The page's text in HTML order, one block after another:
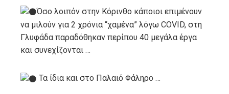
Όσο λοιπόν στην Κόρινθο κάποιοι επιμένουν
να μιλούν για 2 χρόνια “χαμένα” λόγω COVID, στη
Γλυφάδα παραδόθηκαν περίπου 40 μεγάλα έργα
και συνεχίζονται …
Τα ίδια και στο Παλαιό Φάληρο …